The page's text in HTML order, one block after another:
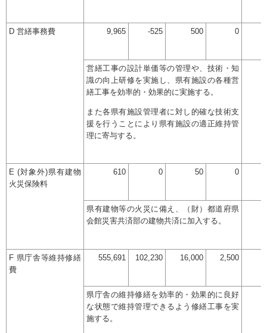
D 営繕事務費 9,965 -525 500 0
営繕工事の設計単価等の管理や、技術・知
識の向上研修を実施し、県有施設の各種営
繕工事を効率的・効果的に実施する。
また各県有施設管理者に対し的確な技術支
援を行うことにより県有施設の適正維持管
理に寄与する。
E (対象外)県有建物
火災保険料
610 0 50 0
県有建物等の火災に備え、（財）都道府県
会館災害共済部の建物共済に加入する。
F 県庁舎等維持修繕
費
555,691 102,230 16,000 2,500
県庁舎の維持修繕を効率的・効果的に良好
な状態で維持管理できるよう修繕工事を実
施する。